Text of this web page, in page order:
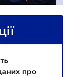
про